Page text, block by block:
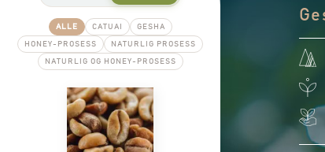
ALLE CATUAI GESHA
HONEY-PROSESS NATURLIG PROSESS
NATURLIG OG HONEY-PROSESS